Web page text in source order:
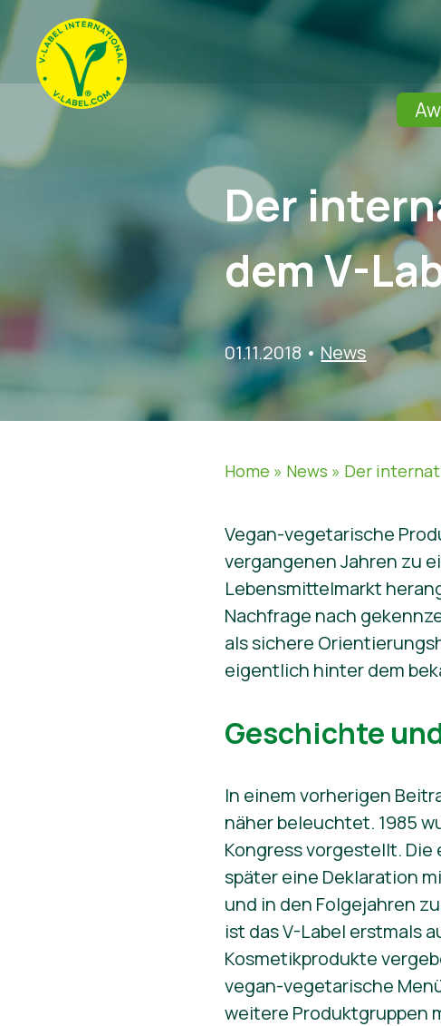
Der
dem V-
01.11.2018 •News
Home » News » Der
Vegan-vegetarische
vergangenen Jahren zu
Lebensmittelmarkt
Nachfrage nach
als sichere
eigentlich hinter dem
Geschichte
In einem vorherigen
näher beleuchtet. 1985
Kongress vorgestellt.
später eine Deklaration
und in den Folgejahren
ist das V-Label erstmals
Kosmetikprodukte
vegan-vegetarische
weitere Produktgruppen